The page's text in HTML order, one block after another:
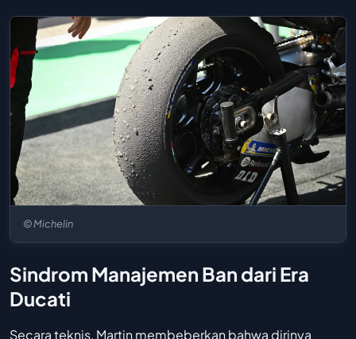
© Michelin
Sindrom Manajemen Ban dari Era
Ducati
Secara teknis, Martin membeberkan bahwa dirinya